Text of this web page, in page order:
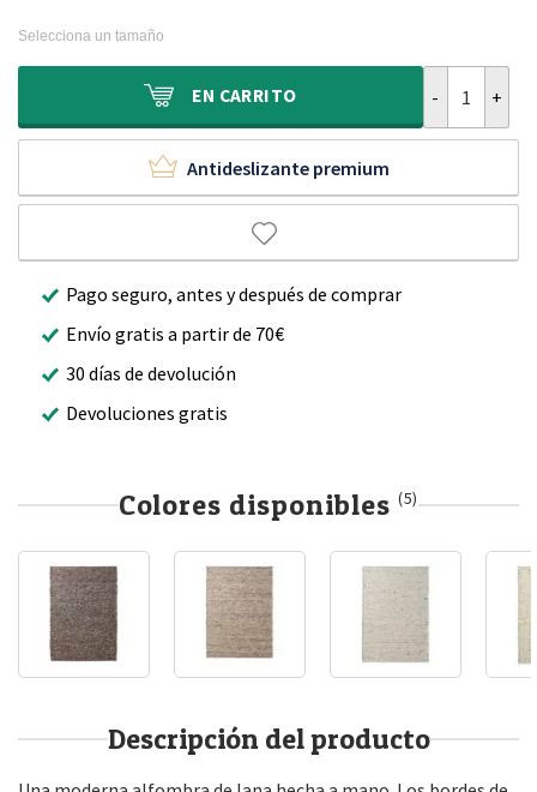
800,00 €.
551,90 €.
Selecciona un tamaño
EN CARRITO
Antideslizante premium
Pago seguro, antes y después de comprar
Envío gratis a partir de 70€
30 días de devolución
Devoluciones gratis
Colores disponibles (5)
Descripción del producto